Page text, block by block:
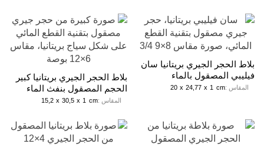
بلاط الحجر الجيري بريتانيا سان
فيليبي المصقول بالماء
المقاس : 20 x 24,77 x 1 cm
بلاط الحجر الجيري بريتانيا كبير
الحجم المصقول بنفث الماء
المقاس : 15,2 x 30,5 x 1 cm